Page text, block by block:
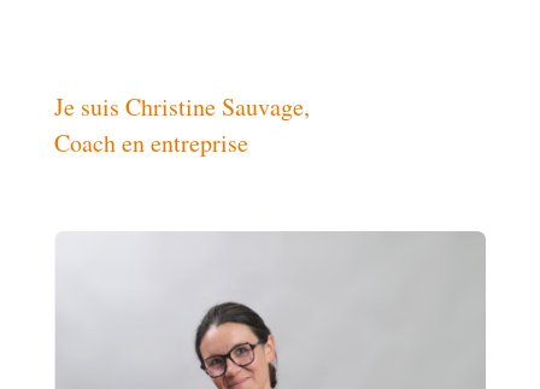
Je suis Christine Sauvage,
Coach en entreprise